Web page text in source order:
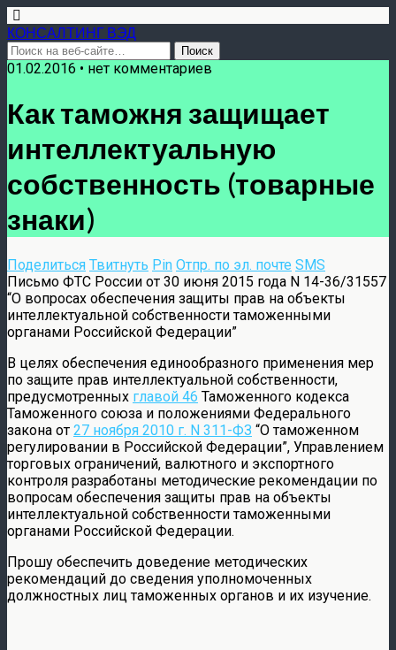
КОНСАЛТИНГ ВЭД
01.02.2016 • нет комментариев
Как таможня защищает
интеллектуальную
собственность (товарные
знаки)
Поделиться Твитнуть Pin Отпр. по эл. почте SMS
Письмо ФТС России от 30 июня 2015 года N 14-36/31557
“О вопросах обеспечения защиты прав на объекты
интеллектуальной собственности таможенными
органами Российской Федерации”
В целях обеспечения единообразного применения мер
по защите прав интеллектуальной собственности,
предусмотренных главой 46 Таможенного кодекса
Таможенного союза и положениями Федерального
закона от 27 ноября 2010 г. N 311-ФЗ “О таможенном
регулировании в Российской Федерации”, Управлением
торговых ограничений, валютного и экспортного
контроля разработаны методические рекомендации по
вопросам обеспечения защиты прав на объекты
интеллектуальной собственности таможенными
органами Российской Федерации.
Прошу обеспечить доведение методических
рекомендаций до сведения уполномоченных
должностных лиц таможенных органов и их изучение.